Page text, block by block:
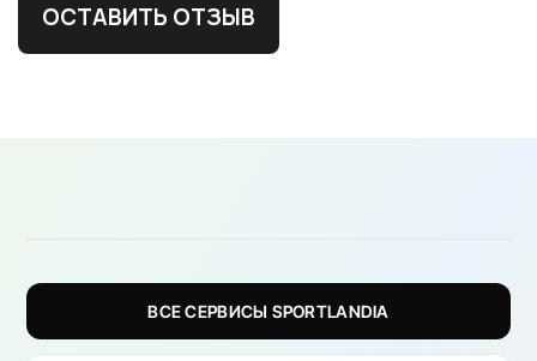
ОСТАВИТЬ ОТЗЫВ
ВСЕ СЕРВИСЫ SPORTLANDIA